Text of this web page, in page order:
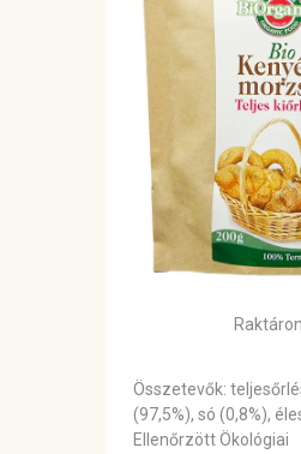
Raktáron
Összetevők:
(97,5%), só (0,8%),
Ellenőrzött Ökológiai